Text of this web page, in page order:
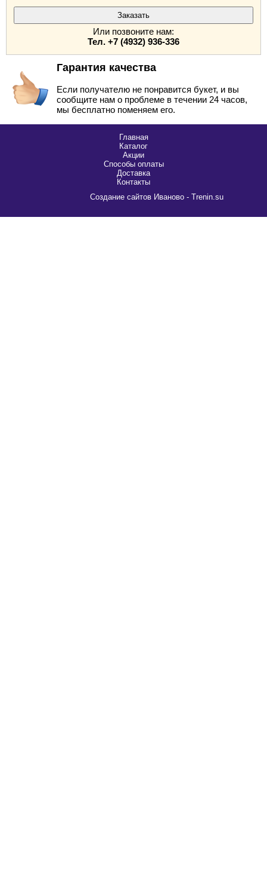
Или позвоните нам:
Тел. +7 (4932) 936-336
Гарантия качества
Если получателю не понравится букет, и вы
сообщите нам о проблеме в течении 24 часов,
мы бесплатно поменяем его.
Главная
Каталог
Акции
Способы оплаты
Доставка
Контакты
Cоздание сайтов Иваново - Trenin.su